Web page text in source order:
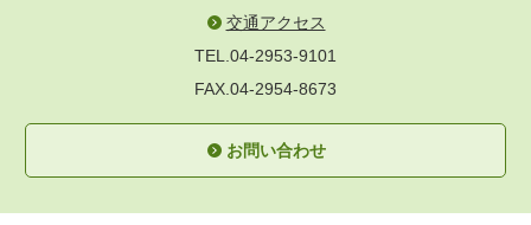
交通アクセス
TEL.04-2953-9101
FAX.04-2954-8673
お問い合わせ